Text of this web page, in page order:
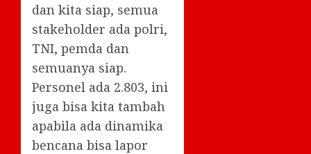
dan kita siap, semua
stakeholder ada polri,
TNI, pemda dan
semuanya siap.
Personel ada 2.803, ini
juga bisa kita tambah
apabila ada dinamika
bencana bisa lapor